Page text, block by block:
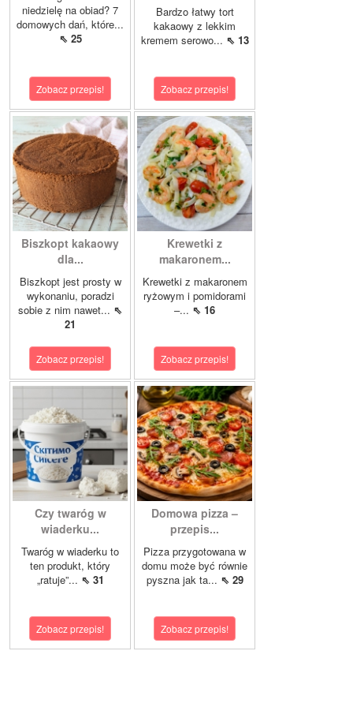
niedzielę na obiad? 7
domowych dań, które...
⇖ 25
Zobacz przepis!
Bardzo łatwy tort
kakaowy z lekkim
kremem serowo... ⇖ 13
Zobacz przepis!
Biszkopt kakaowy
dla...
Biszkopt jest prosty w
wykonaniu, poradzi
sobie z nim nawet... ⇖
21
Zobacz przepis!
Krewetki z
makaronem...
Krewetki z makaronem
ryżowym i pomidorami
–... ⇖ 16
Zobacz przepis!
Czy twaróg w
wiaderku...
Twaróg w wiaderku to
ten produkt, który
„ratuje”... ⇖ 31
Zobacz przepis!
Domowa pizza –
przepis...
Pizza przygotowana w
domu może być równie
pyszna jak ta... ⇖ 29
Zobacz przepis!